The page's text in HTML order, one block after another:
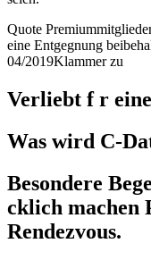
Quote
eine Entgegnung
04/2019Klammer zu
Verliebt f r
Was wird C-
Besondere
cklich machen
Rendezvous.